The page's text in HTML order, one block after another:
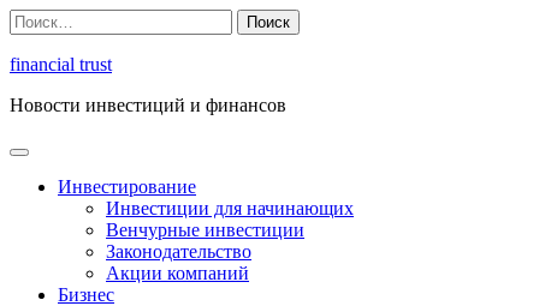
Перейти
к
содержимому
Найти:
financial trust
Новости инвестиций и финансов
Инвестирование
Инвестиции для начинающих
Венчурные инвестиции
Законодательство
Акции компаний
Бизнес